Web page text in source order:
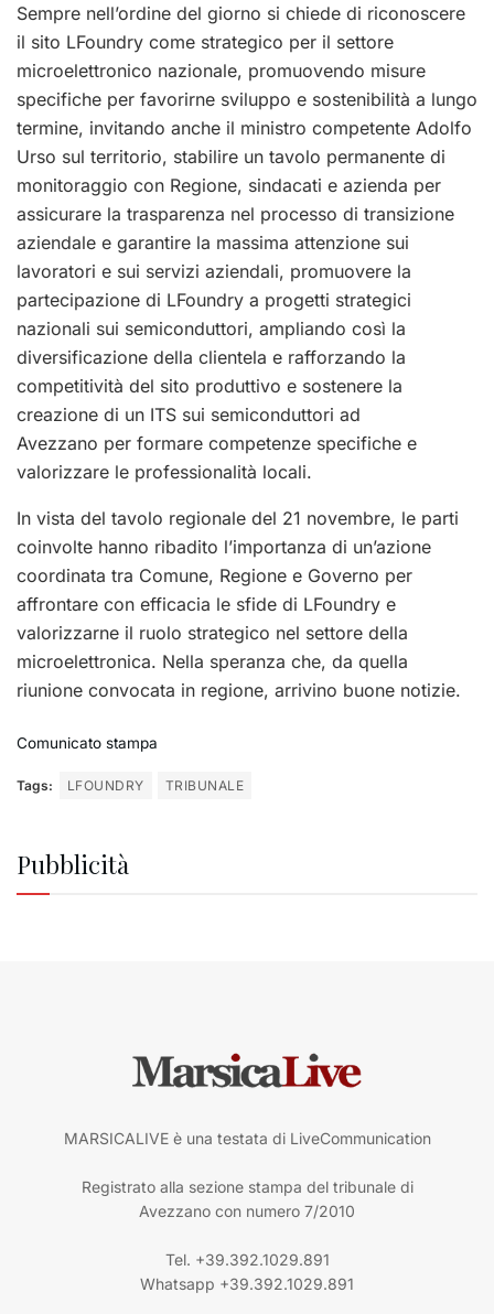
Sempre nell’ordine del giorno si chiede di riconoscere
il sito LFoundry come strategico per il settore
microelettronico nazionale, promuovendo misure
specifiche per favorirne sviluppo e sostenibilità a lungo
termine, invitando anche il ministro competente Adolfo
Urso sul territorio, stabilire un tavolo permanente di
monitoraggio con Regione, sindacati e azienda per
assicurare la trasparenza nel processo di transizione
aziendale e garantire la massima attenzione sui
lavoratori e sui servizi aziendali, promuovere la
partecipazione di LFoundry a progetti strategici
nazionali sui semiconduttori, ampliando così la
diversificazione della clientela e rafforzando la
competitività del sito produttivo e sostenere la
creazione di un ITS sui semiconduttori ad
Avezzano per formare competenze specifiche e
valorizzare le professionalità locali.
In vista del tavolo regionale del 21 novembre, le parti
coinvolte hanno ribadito l’importanza di un’azione
coordinata tra Comune, Regione e Governo per
affrontare con efficacia le sfide di LFoundry e
valorizzarne il ruolo strategico nel settore della
microelettronica. Nella speranza che, da quella
riunione convocata in regione, arrivino buone notizie.
Comunicato stampa
Tags: LFOUNDRY TRIBUNALE
Pubblicità
MARSICALIVE è una testata di LiveCommunication
Registrato alla sezione stampa del tribunale di
Avezzano con numero 7/2010
Tel. +39.392.1029.891
Whatsapp +39.392.1029.891